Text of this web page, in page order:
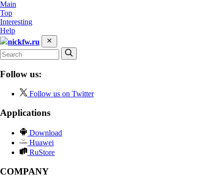
Main
Top
Interesting
Help
nickfw.ru
Follow us:
Follow us on Twitter
Applications
Download
Huawei
RuStore
COMPANY